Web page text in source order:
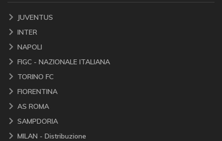
JUVENTUS
INTER
NAPOLI
FIGC - NAZIONALE ITALIANA
TORINO FC
FIORENTINA
AS ROMA
SAMPDORIA
MILAN - Distribuzione